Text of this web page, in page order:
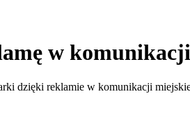
w
dzięki reklamie w komunikacji